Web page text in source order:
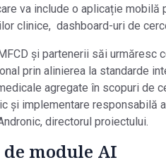
va include o aplicație mobilă
clinice, dashboard-uri de
și partenerii săi
prin alinierea la standarde
agregate în scopuri de
și implementare responsabilă
directorul proiectului.
module AI